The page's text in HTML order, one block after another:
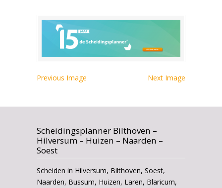
Previous Image Next Image
Scheidingsplanner Bilthoven –
Hilversum – Huizen – Naarden –
Soest
Scheiden in Hilversum, Bilthoven, Soest,
Naarden, Bussum, Huizen, Laren, Blaricum,